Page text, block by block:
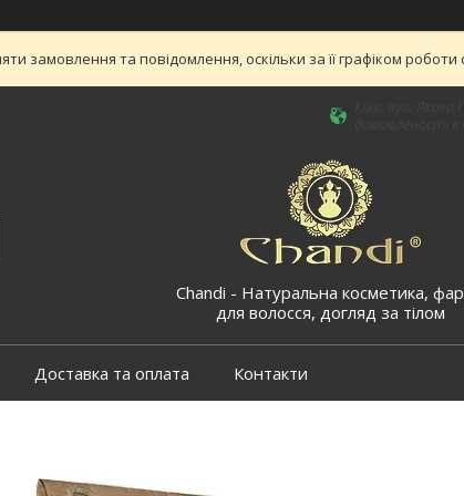
замовлення та повідомлення, оскільки за її графіком
Chandi - Натуральна косметика,
для волосся, догляд за тілом
Доставка та оплата Контакти